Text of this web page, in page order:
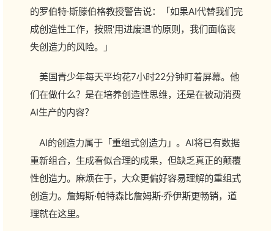
的罗伯特·斯滕伯格教授警告说：「如果AI代替我们完
成创造性工作，按照'用进废退'的原则，我们面临丧
失创造力的风险。」
美国青少年每天平均花7小时22分钟盯着屏幕。他
们在做什么？是在培养创造性思维，还是在被动消费
AI生产的内容？
AI的创造力属于「重组式创造力」。AI将已有数据
重新组合，生成看似合理的成果，但缺乏真正的颠覆
性创造力。麻烦在于，大众更偏好容易理解的重组式
创造力。詹姆斯·帕特森比詹姆斯·乔伊斯更畅销，道
理就在这里。